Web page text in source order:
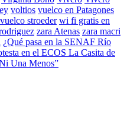
voltios vuelco en Patagones
vuelco stroeder wi fi gratis en
zara Atenas zara macri
¿Qué pasa en la SENAF Río
en el ECOS La Casita de
Una Menos”